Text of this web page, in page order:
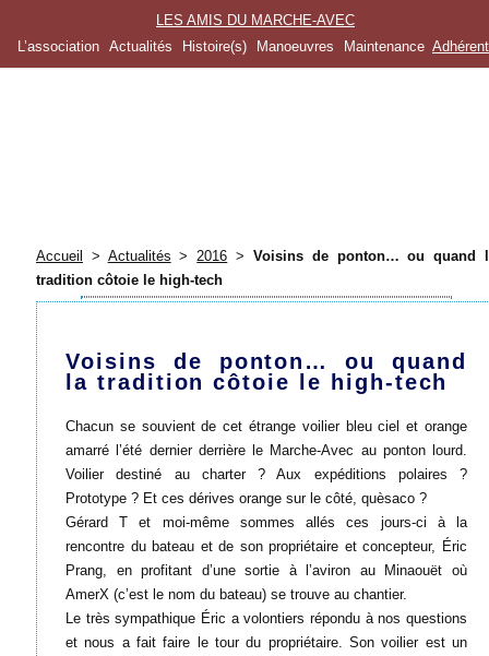
LES AMIS DU MARCHE-AVEC
L’association
Actualités Histoire(s) Manoeuvres Maintenance
Accueil > Actualités >2016 > Voisins de ponton… ou quand
tradition côtoie le high-tech
Voisins de ponton… ou quand
la tradition côtoie le high-tech
Chacun se souvient de cet étrange voilier bleu ciel et orange
amarré l’été dernier derrière le Marche-Avec au ponton lourd.
Voilier destiné au charter ? Aux expéditions polaires ?
Prototype ? Et ces dérives orange sur le côté, quèsaco ?
Gérard T et moi-même sommes allés ces jours-ci à la
rencontre du bateau et de son propriétaire et concepteur, Éric
Prang, en profitant d’une sortie à l’aviron au Minaouët où
AmerX (c’est le nom du bateau) se trouve au chantier.
Le très sympathique Éric a volontiers répondu à nos questions
et nous a fait faire le tour du propriétaire. Son voilier est un